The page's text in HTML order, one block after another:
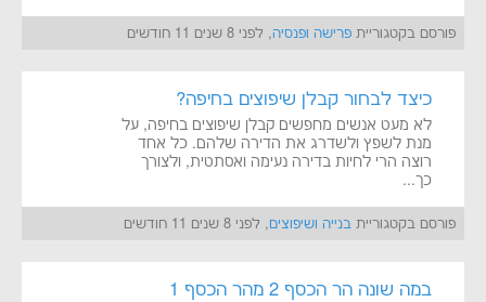
פורסם בקטגוריית פרישה ופנסיה, לפני 8 שנים 11 חודשים
כיצד לבחור קבלן שיפוצים בחיפה?
לא מעט אנשים מחפשים קבלן שיפוצים בחיפה, על
מנת לשפץ ולשדרג את הדירה שלהם. כל אחד
רוצה הרי לחיות בדירה נעימה ואסתטית, ולצורך
כך...
פורסם בקטגוריית בנייה ושיפוצים, לפני 8 שנים 11 חודשים
במה שונה הר הכסף 2 מהר הכסף 1